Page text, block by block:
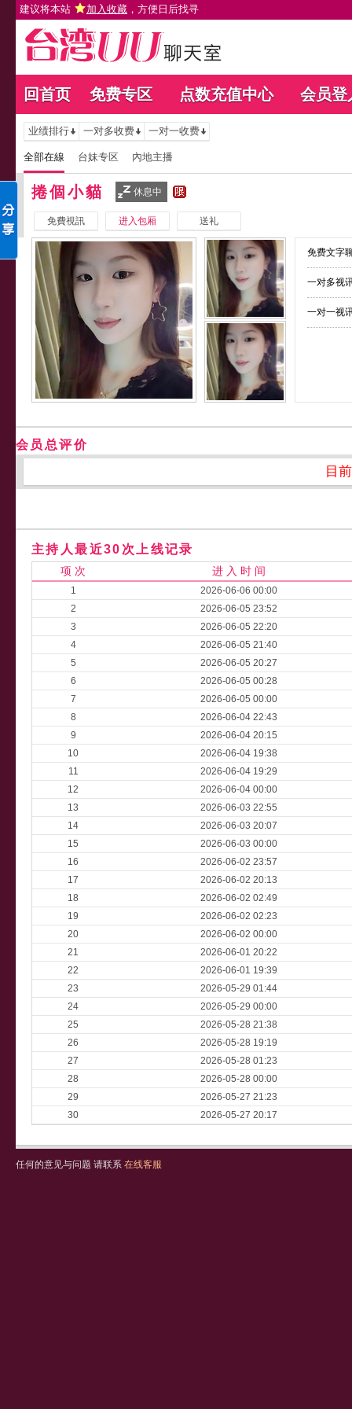
建议将本站 加入收藏 ，方便日后找寻
回首页 免费专区 点数充值中心 会员登
业绩排行 一对多收费 一对一收费
全部在線 台妹专区 內地主播
捲個小貓 休息中
免費視訊 进入包厢 送礼
免费文字
一对多视
一对一视
会员总评价
目
主持人最近30次上线记录
项 次 进 入 时 间
1
2026-06-06 00:00
2
2026-06-05 23:52
3
2026-06-05 22:20
4
2026-06-05 21:40
5
2026-06-05 20:27
6
2026-06-05 00:28
7
2026-06-05 00:00
8
2026-06-04 22:43
9
2026-06-04 20:15
10
2026-06-04 19:38
11
2026-06-04 19:29
12
2026-06-04 00:00
13
2026-06-03 22:55
14
2026-06-03 20:07
15
2026-06-03 00:00
16
2026-06-02 23:57
17
2026-06-02 20:13
18
2026-06-02 02:49
19
2026-06-02 02:23
20
2026-06-02 00:00
21
2026-06-01 20:22
22
2026-06-01 19:39
23
2026-05-29 01:44
24
2026-05-29 00:00
25
2026-05-28 21:38
26
2026-05-28 19:19
27
2026-05-28 01:23
28
2026-05-28 00:00
29
2026-05-27 21:23
30
2026-05-27 20:17
任何的意见与问题 请联系 在线客服